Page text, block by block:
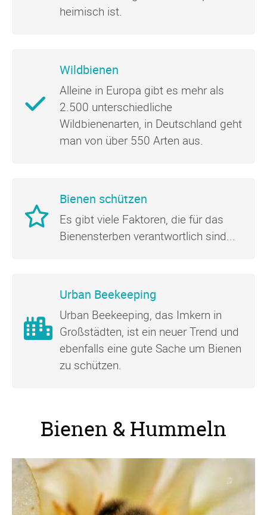
heimisch ist.
Wildbienen
Alleine in Europa gibt es mehr als
2.500 unterschiedliche
Wildbienenarten, in Deutschland geht
man von über 550 Arten aus.
Bienen schützen
Es gibt viele Faktoren, die für das
Bienensterben verantwortlich sind...
Urban Beekeeping
Urban Beekeeping, das Imkern in
Großstädten, ist ein neuer Trend und
ebenfalls eine gute Sache um Bienen
zu schützen.
Bienen & Hummeln